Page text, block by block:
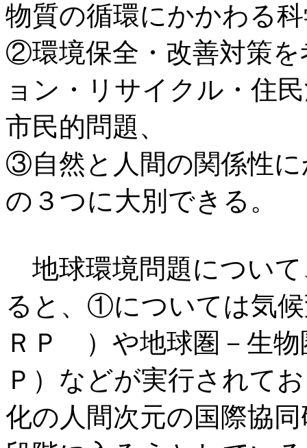
物質の循環にかかわる
②環境保全・改善対策
ョン・リサイクル・住
市民的問題、
③自然と人間の関係性
の３つに大別できる。
地球環境問題につい
ると、①については気
ＲＰ ）や地球圏－生物
Ｐ）などが実行されて
化の人間次元の国際協